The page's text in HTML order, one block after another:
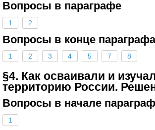
Вопросы в параграфе
1 2
Вопросы в конце параграфа
1 2 3 4 5 7 8
§4. Как осваивали и
территорию России.
Вопросы в начале
1